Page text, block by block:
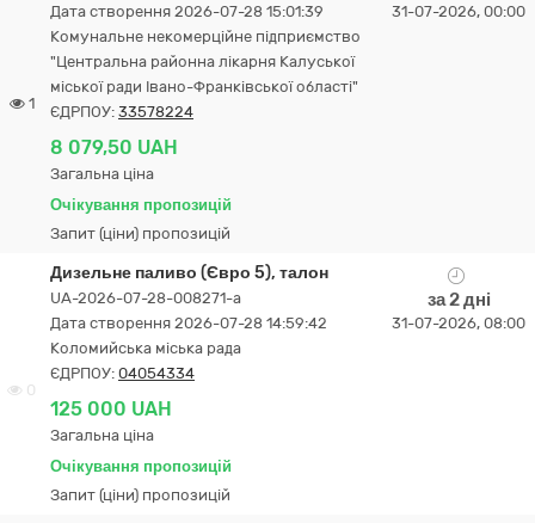
1
Дата створення 2026-07-28 15:01:39
Комунальне некомерційне підприємство
"Центральна районна лікарня Калуської
міської ради Івано-Франківської області"
ЄДРПОУ: 33578224
8 079,50 UAH
Загальна ціна
Очікування пропозицій
Запит (ціни) пропозицій
31-07-2026, 00:00
0
Дизельне паливо (Євро 5), талон
UA-2026-07-28-008271-a
Дата створення 2026-07-28 14:59:42
Коломийська міська рада
ЄДРПОУ: 04054334
125 000 UAH
Загальна ціна
Очікування пропозицій
Запит (ціни) пропозицій
за 2 дні
31-07-2026, 08:00